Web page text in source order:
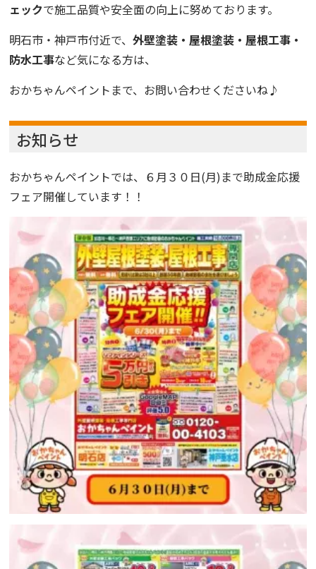
ェックで施工品質や安全面の向上に努めております。
明石市・神戸市付近で、外壁塗装・屋根塗装・屋根工事・
防水工事など気になる方は、
おかちゃんペイントまで、お問い合わせくださいね♪
お知らせ
おかちゃんペイントでは、６月３０日(月)まで助成金応援
フェア開催しています！！